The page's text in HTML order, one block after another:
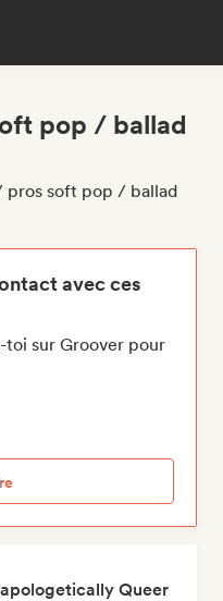
pop / ballad
pros soft pop / ballad
avec ces
toi sur Groover pour
Queer